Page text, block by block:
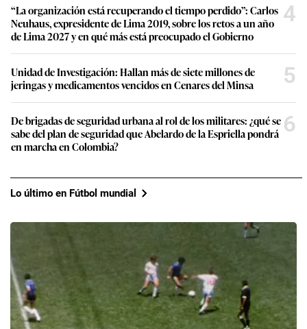
“La organización está recuperando el tiempo perdido”: Carlos
Neuhaus, expresidente de Lima 2019, sobre los retos a un año
de Lima 2027 y en qué más está preocupado el Gobierno
4
Unidad de Investigación: Hallan más de siete millones de
jeringas y medicamentos vencidos en Cenares del Minsa
5
De brigadas de seguridad urbana al rol de los militares: ¿qué se
sabe del plan de seguridad que Abelardo de la Espriella pondrá
en marcha en Colombia?
6
Lo último en Fútbol mundial